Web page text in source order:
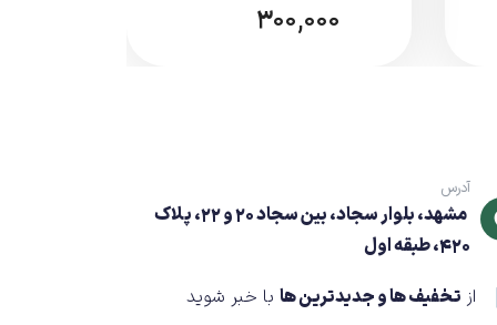
300,000
آدرس
مشهد، بلوار سجاد، بین سجاد 20 و 22، پلاک
420، طبقه اول
از تخفیف ها و جدیدترین ها با خبر شوید